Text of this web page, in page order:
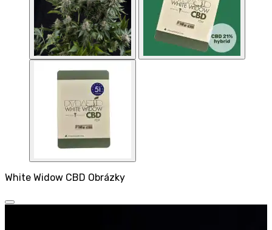
White Widow CBD Obrázky